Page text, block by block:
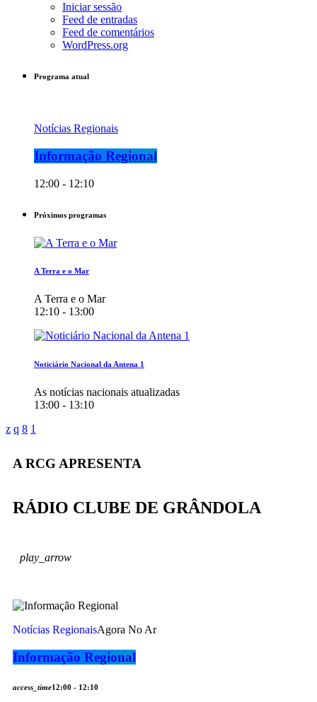
Iniciar sessão
Feed de entradas
Feed de comentários
WordPress.org
Programa atual
Notícias Regionais
Informação Regional
12:00 - 12:10
Próximos programas
A Terra e o Mar
A Terra e o Mar
12:10 - 13:00
Noticiário Nacional da Antena 1
As notícias nacionais atualizadas
13:00 - 13:10
A RCG APRESENTA
RÁDIO CLUBE DE GRÂNDOLA
play_arrow
Notícias RegionaisAgora No Ar
Informação Regional
access_time12:00 - 12:10